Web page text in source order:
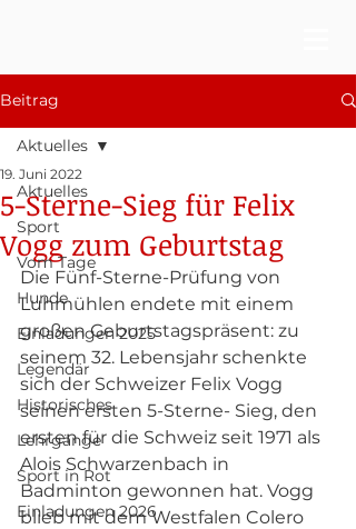
Beitrag
Aktuelles
Sport
Vom Tage
Hunde
Einladungen 2025
Legendär
Historisches
Lehrgänge
Sport in Rot
Einladungen 2026
Aktuelles
5-Sterne-Sieg für Felix
Vogg zum Geburtstag
19. Juni 2022
Die Fünf-Sterne-Prüfung von
Luhmühlen endete mit einem
großen Geburtstagspräsent: zu
seinem 32. Lebensjahr schenkte
sich der Schweizer Felix Vogg
seinen ersten 5-Sterne- Sieg, den
ersten für die Schweiz seit 1971 als
Alois Schwarzenbach in
Badminton gewonnen hat. Vogg
blieb mit dem Westfalen Colero